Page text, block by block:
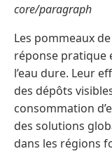
core/paragraph
Les pommeaux
réponse pratique
l’eau dure. Leur
des dépôts
consommation
des solutions
dans les régions